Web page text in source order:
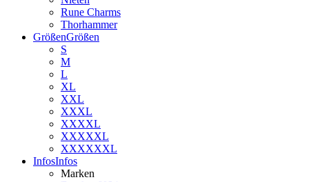
Rune Charms
Thorhammer
GrößenGrößen
S
M
L
XL
XXL
XXXL
XXXXL
XXXXXL
XXXXXXL
InfosInfos
Marken